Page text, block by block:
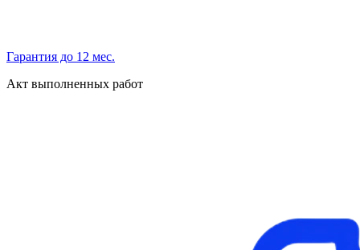
Гарантия до 12 мес.
Акт выполненных работ